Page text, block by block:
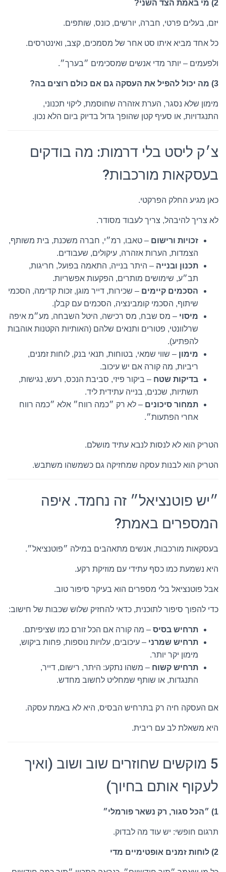
2) מי באמת הצד השני?
יזם, בעלים פרטי, חברה, יורשים, כונס, שותפים.
כל אחד מביא איתו סט אחר של מסמכים, קצב, ואינטרסים.
ולפעמים – יותר מדי אנשים שמסכימים ״בערך״.
3) מה יכול להפיל את העסקה גם אם כולם רוצים בה?
מימון שלא נסגר, הערת אזהרה שחוסמת, ליקוי תכנוני,
התנגדויות, או סעיף קטן שהופך גדול בדיוק ביום הלא נכון.
צ׳ק ליסט בלי דרמות: מה בודקים
בעסקאות מורכבות?
כאן מגיע החלק הפרקטי.
לא צריך להיבהל, צריך לעבוד מסודר.
זכויות ורישום – טאבו, רמ״י, חברה משכנת, בית משותף,
הצמדות, הערות אזהרה, עיקולים, שעבודים.
תכנון ובנייה – היתר בנייה, התאמה בפועל, חריגות,
תב״ע, שימושים מותרים, הפקעות אפשריות.
הסכמים קיימים – שכירות, דייר מוגן, זכות קדימה, הסכמי
שיתוף, הסכמי קומבינציה, הסכמים עם קבלן.
מיסוי – מס שבח, מס רכישה, היטל השבחה, מע״מ איפה
שרלוונטי, פטורים ותנאים שלהם (האותיות הקטנות אוהבות
להפתיע).
מימון – שווי שמאי, בטוחות, תנאי בנק, לוחות זמנים,
ריביות, מה קורה אם יש עיכוב.
בדיקות שטח – ביקור פיזי, סביבת הנכס, רעש, נגישות,
תשתיות, שכנים, בנייה עתידית ליד.
תמחור סיכונים – לא רק ״כמה רווח״ אלא ״כמה רווח
אחרי הפתעות״.
הטריק הוא לא לנסות לנבא עתיד מושלם.
הטריק הוא לבנות עסקה שמחזיקה גם כשמשהו משתבש.
״יש פוטנציאל״ זה נחמד. איפה
המספרים באמת?
בעסקאות מורכבות, אנשים מתאהבים במילה ״פוטנציאל״.
היא נשמעת כמו כסף עתידי עם מוזיקת רקע.
אבל פוטנציאל בלי מספרים הוא בעיקר סיפור טוב.
כדי להפוך סיפור לתוכנית, כדאי להחזיק שלוש שכבות של חישוב:
תרחיש בסיס – מה קורה אם הכל זורם כמו שציפיתם.
תרחיש שמרני – עיכובים, עלויות נוספות, פחות ביקוש,
מימון יקר יותר.
תרחיש קשוח – משהו נתקע: היתר, רישום, דייר,
התנגדות, או שותף שמחליט לחשוב מחדש.
אם העסקה חיה רק בתרחיש הבסיס, היא לא באמת עסקה.
היא משאלת לב עם ריבית.
5 מוקשים שחוזרים שוב ושוב (ואיך
לעקוף אותם בחיוך)
1) ״הכל סגור, רק נשאר פורמלי״
תרגום חופשי: יש עוד מה לבדוק.
2) לוחות זמנים אופטימיים מדי